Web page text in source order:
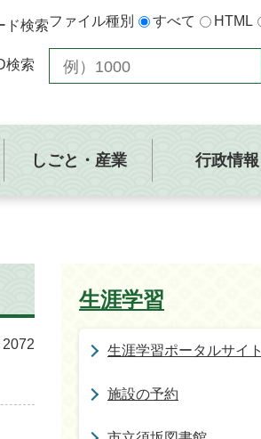
ド検索ファイル種別 すべて HTML
検索
しごと・産業 行政情報
2072
生涯学習
生涯学習ポータルサイト
施設の予約